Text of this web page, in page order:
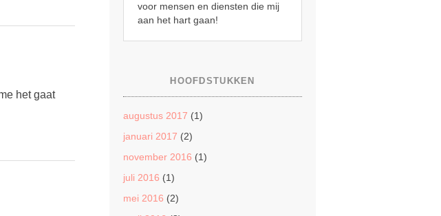
het gaat
voor mensen en diensten die mij
aan het hart gaan!
HOOFDSTUKKEN
augustus 2017 (1)
januari 2017 (2)
november 2016 (1)
juli 2016 (1)
mei 2016 (2)